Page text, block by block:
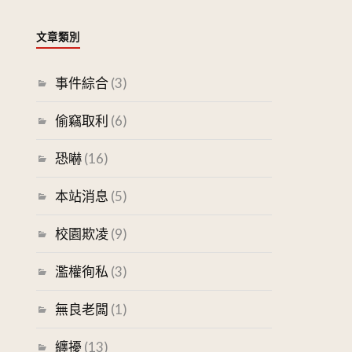
文章類別
事件綜合(3)
偷竊取利 (6)
恐嚇(16)
本站消息 (5)
校園欺凌(9)
濫權徇私 (3)
無良老闆 (1)
纏擾 (13)